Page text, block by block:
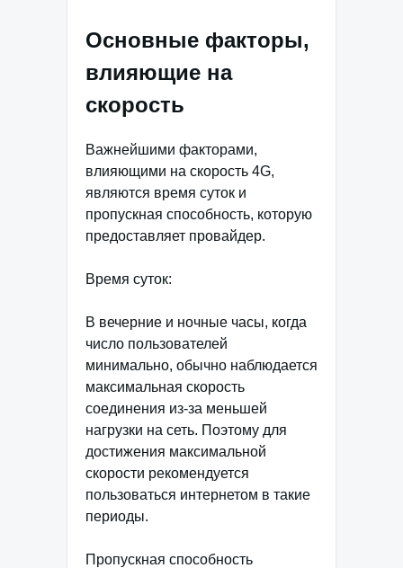
Основные факторы,
влияющие на
скорость
Важнейшими факторами,
влияющими на скорость 4G,
являются время суток и
пропускная способность, которую
предоставляет провайдер.
Время суток:
В вечерние и ночные часы, когда
число пользователей
минимально, обычно наблюдается
максимальная скорость
соединения из-за меньшей
нагрузки на сеть. Поэтому для
достижения максимальной
скорости рекомендуется
пользоваться интернетом в такие
периоды.
Пропускная способность